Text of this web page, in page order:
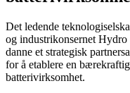
Det ledende
og industrikonsernet Hydro
danne et strategisk
for å etablere en
batterivirksomhet.